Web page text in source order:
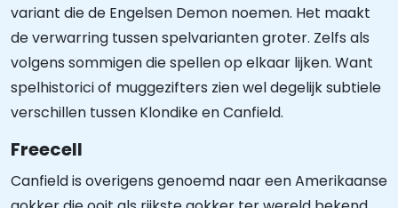
variant die de Engelsen Demon noemen. Het maakt
de verwarring tussen spelvarianten groter. Zelfs als
volgens sommigen die spellen op elkaar lijken. Want
spelhistorici of muggezifters zien wel degelijk subtiele
verschillen tussen Klondike en Canfield.
Freecell
Canfield is overigens genoemd naar een Amerikaanse